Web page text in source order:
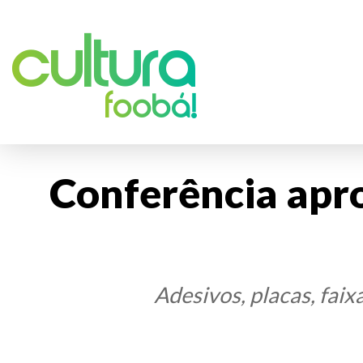
Cultura
foobá!
Conferência
Adesivos, placas,